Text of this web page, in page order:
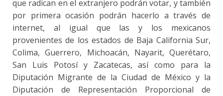
que radican en el extranjero podrán votar, y también
por primera ocasión podrán hacerlo a través de
internet, al igual que las y los mexicanos
provenientes de los estados de Baja California Sur,
Colima, Guerrero, Michoacán, Nayarit, Querétaro,
San Luis Potosí y Zacatecas, así como para la
Diputación Migrante de la Ciudad de México y la
Diputación de Representación Proporcional de